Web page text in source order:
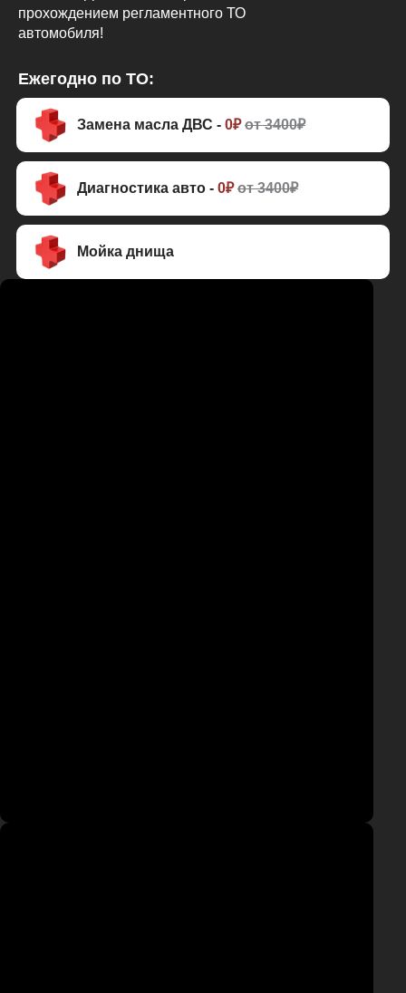
Ежегодно по ТО:
прохождением регламентного ТО
автомобиля!
Мойка днища
Диагностика авто - 0₽ от 3400₽
Замена масла ДВС - 0₽от 3400₽